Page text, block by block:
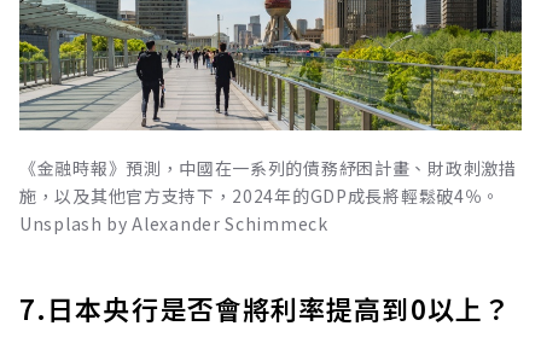
《金融時報》預測，中國在一系列的債務紓困計畫、財政刺激措
施，以及其他官方支持下，2024年的GDP成長將輕鬆破4％。
Unsplash by Alexander Schimmeck
7.日本央行是否會將利率提高到0以上？